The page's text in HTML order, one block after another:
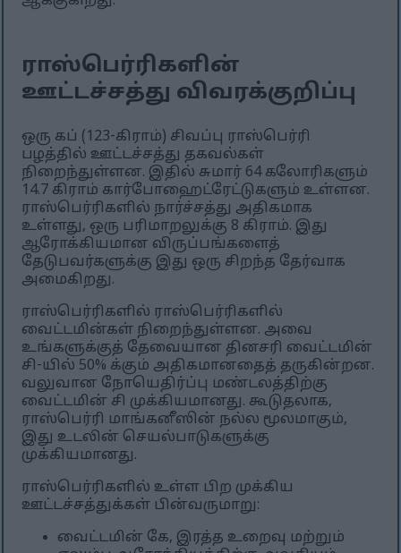
ராஸ்பெர்ரிகளின்
ஊட்டச்சத்து விவரக்குறிப்பு
ஒரு கப் (123-கிராம்) சிவப்பு ராஸ்பெர்ரி
பழத்தில் ஊட்டச்சத்து தகவல்கள்
நிறைந்துள்ளன. இதில் சுமார் 64 கலோரிகளும்
14.7 கிராம் கார்போஹைட்ரேட்டுகளும் உள்ளன.
ராஸ்பெர்ரிகளில் நார்ச்சத்து அதிகமாக
உள்ளது, ஒரு பரிமாறலுக்கு 8 கிராம். இது
ஆரோக்கியமான விருப்பங்களைத்
தேடுபவர்களுக்கு இது ஒரு சிறந்த தேர்வாக
அமைகிறது.
ராஸ்பெர்ரிகளில் ராஸ்பெர்ரிகளில்
வைட்டமின்கள் நிறைந்துள்ளன. அவை
உங்களுக்குத் தேவையான தினசரி வைட்டமின்
சி-யில் 50% க்கும் அதிகமானதைத் தருகின்றன.
வலுவான நோயெதிர்ப்பு மண்டலத்திற்கு
வைட்டமின் சி முக்கியமானது. கூடுதலாக,
ராஸ்பெர்ரி மாங்கனீஸின் நல்ல மூலமாகும்,
இது உடலின் செயல்பாடுகளுக்கு
முக்கியமானது.
ராஸ்பெர்ரிகளில் உள்ள பிற முக்கிய
ஊட்டச்சத்துக்கள் பின்வருமாறு:
வைட்டமின் கே, இரத்த உறைவு மற்றும்